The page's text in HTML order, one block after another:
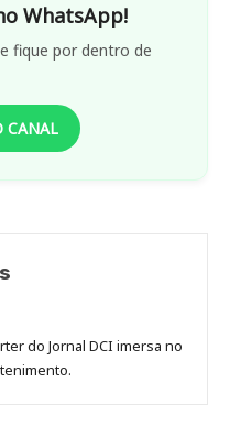
WhatsApp!
fique por dentro de
CANAL
do Jornal DCI imersa no